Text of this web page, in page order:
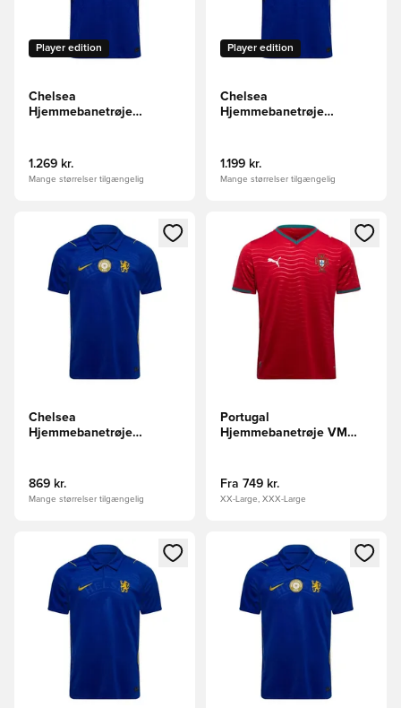
Player edition
Chelsea
Hjemmebanetrøje
2025 Champions Badge
1.269 kr.
Mange størrelser tilgængelig
Player edition
Chelsea
Hjemmebanetrøje
1.199 kr.
Mange størrelser tilgængelig
Åbner en Modal til at logge ind eller tilmelde dig som
Chelsea
Hjemmebanetrøje
869 kr.
Mange størrelser tilgængelig
Åbner en Modal til at logge
Portugal
Hjemmebanetrøje VM
Fra 749 kr.
XX-Large, XXX-Large
Åbner en Modal til at logge ind eller tilmelde dig som
Åbner en Modal til at logge